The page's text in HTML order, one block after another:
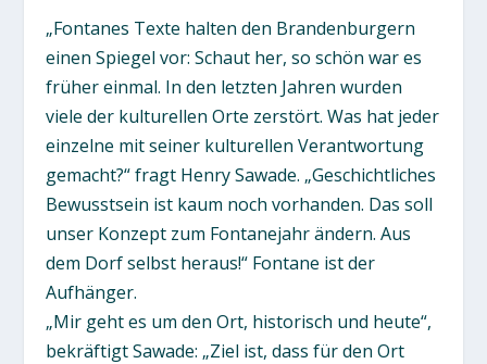
„Fontanes Texte halten den Brandenburgern
einen Spiegel vor: Schaut her, so schön war es
früher einmal. In den letzten Jahren wurden
viele der kulturellen Orte zerstört. Was hat jeder
einzelne mit seiner kulturellen Verantwortung
gemacht?“ fragt Henry Sawade. „Geschichtliches
Bewusstsein ist kaum noch vorhanden. Das soll
unser Konzept zum Fontanejahr ändern. Aus
dem Dorf selbst heraus!“ Fontane ist der
Aufhänger.
„Mir geht es um den Ort, historisch und heute“,
bekräftigt Sawade: „Ziel ist, dass für den Ort